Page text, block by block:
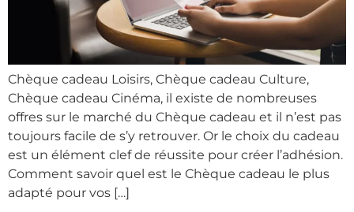
Chèque cadeau Loisirs, Chèque cadeau Culture,
Chèque cadeau Cinéma, il existe de nombreuses
offres sur le marché du Chèque cadeau et il n’est pas
toujours facile de s’y retrouver. Or le choix du cadeau
est un élément clef de réussite pour créer l’adhésion.
Comment savoir quel est le Chèque cadeau le plus
adapté pour vos […]